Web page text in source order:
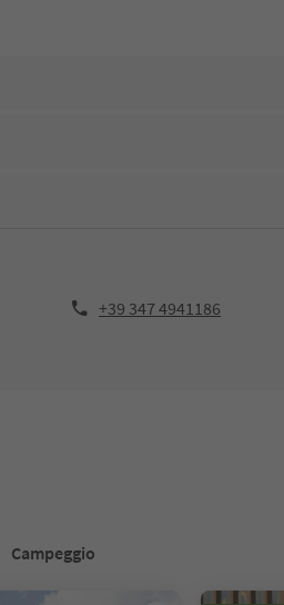
+39 347 4941186
Campeggio